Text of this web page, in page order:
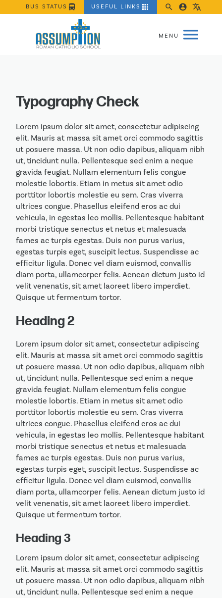
BUS STATUS directions_bus USEFUL LINKS apps search account_circle translate
Typography Check
Lorem ipsum dolor sit amet, consectetur adipiscing
elit. Mauris at massa sit amet orci commodo sagittis
ut posuere massa. Ut non odio dapibus, aliquam nibh
ut, tincidunt nulla. Pellentesque sed enim a neque
gravida feugiat. Nullam elementum felis congue
molestie lobortis. Etiam in metus sit amet odio
porttitor lobortis molestie eu sem. Cras viverra
ultrices congue. Phasellus eleifend eros ac dui
vehicula, in egestas leo mollis. Pellentesque habitant
morbi tristique senectus et netus et malesuada
fames ac turpis egestas. Duis non purus varius,
egestas turpis eget, suscipit lectus. Suspendisse ac
efficitur ligula. Donec vel diam euismod, convallis
diam porta, ullamcorper felis. Aenean dictum justo id
velit venenatis, sit amet laoreet libero imperdiet.
Quisque ut fermentum tortor.
Heading 2
Lorem ipsum dolor sit amet, consectetur adipiscing
elit. Mauris at massa sit amet orci commodo sagittis
ut posuere massa. Ut non odio dapibus, aliquam nibh
ut, tincidunt nulla. Pellentesque sed enim a neque
gravida feugiat. Nullam elementum felis congue
molestie lobortis. Etiam in metus sit amet odio
porttitor lobortis molestie eu sem. Cras viverra
ultrices congue. Phasellus eleifend eros ac dui
vehicula, in egestas leo mollis. Pellentesque habitant
morbi tristique senectus et netus et malesuada
fames ac turpis egestas. Duis non purus varius,
egestas turpis eget, suscipit lectus. Suspendisse ac
efficitur ligula. Donec vel diam euismod, convallis
diam porta, ullamcorper felis. Aenean dictum justo id
velit venenatis, sit amet laoreet libero imperdiet.
Quisque ut fermentum tortor.
Heading 3
Lorem ipsum dolor sit amet, consectetur adipiscing
elit. Mauris at massa sit amet orci commodo sagittis
ut posuere massa. Ut non odio dapibus, aliquam nibh
ut, tincidunt nulla. Pellentesque sed enim a neque